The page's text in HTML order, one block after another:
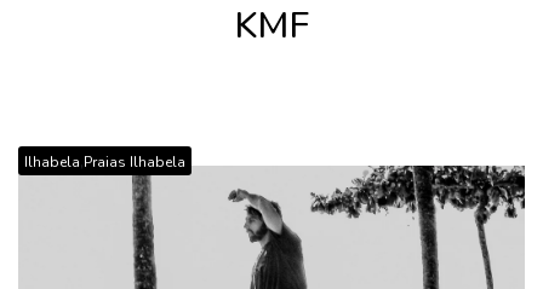
KMF
Ilhabela,Praias Ilhabela